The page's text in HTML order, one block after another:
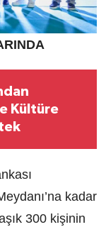
Kültüre
kadar
300 kişinin